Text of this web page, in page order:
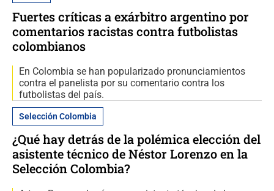
Fuertes críticas a exárbitro argentino por
comentarios racistas contra futbolistas
colombianos
En Colombia se han popularizado pronunciamientos
contra el panelista por su comentario contra los
futbolistas del país.
Selección Colombia
¿Qué hay detrás de la polémica elección del
asistente técnico de Néstor Lorenzo en la
Selección Colombia?